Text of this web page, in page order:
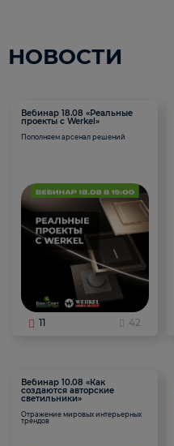
НОВОСТИ
Вебинар 18.08 «Реальные
проекты с Werkel»
Пополняем арсенал решений
11 42
Вебинар 10.08 «Как
создаются авторские
светильники»
Отражение мировых интерьерных
трендов